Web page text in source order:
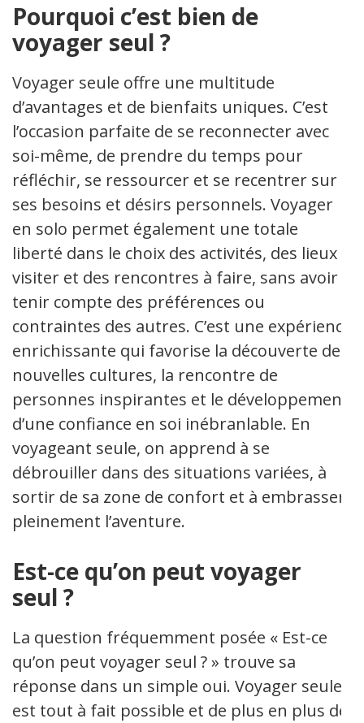
Pourquoi c’est bien de
voyager seul ?
Voyager seule offre une multitude
d’avantages et de bienfaits uniques. C’est
l’occasion parfaite de se reconnecter avec
soi-même, de prendre du temps pour
réfléchir, se ressourcer et se recentrer sur
ses besoins et désirs personnels. Voyager
en solo permet également une totale
liberté dans le choix des activités, des lieux à
visiter et des rencontres à faire, sans avoir à
tenir compte des préférences ou
contraintes des autres. C’est une expérience
enrichissante qui favorise la découverte de
nouvelles cultures, la rencontre de
personnes inspirantes et le développement
d’une confiance en soi inébranlable. En
voyageant seule, on apprend à se
débrouiller dans des situations variées, à
sortir de sa zone de confort et à embrasser
pleinement l’aventure.
Est-ce qu’on peut voyager
seul ?
La question fréquemment posée « Est-ce
qu’on peut voyager seul ? » trouve sa
réponse dans un simple oui. Voyager seule
est tout à fait possible et de plus en plus de